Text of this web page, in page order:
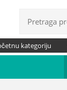
kategoriju